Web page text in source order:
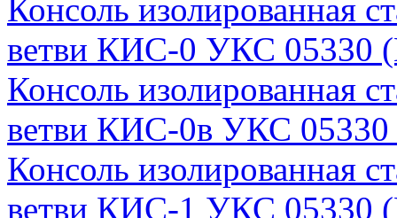
Консоль изолированная
ветви КИС-0 УКС 05330
Консоль изолированная
ветви КИС-0в УКС
Консоль изолированная
ветви КИС-1 УКС 05330